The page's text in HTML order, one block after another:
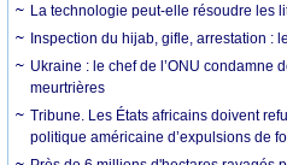
La technologie peut-elle résoudre les
Inspection du hijab, gifle, arrestation :
Ukraine : le chef de l’ONU condamne
meurtrières
Tribune. Les États africains doivent
politique américaine d’expulsions de